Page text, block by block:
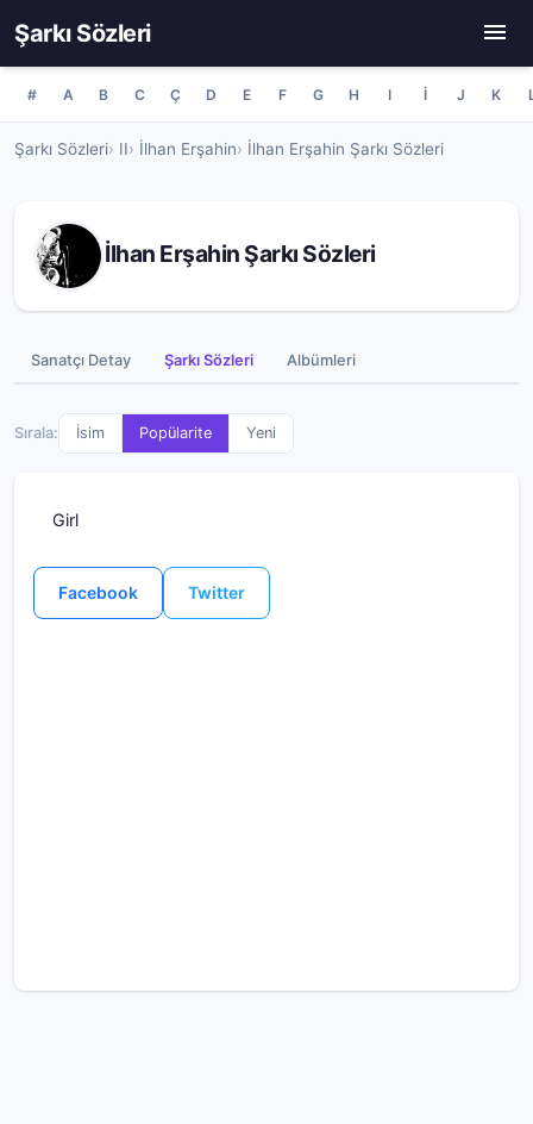
Şarkı Sözleri
# A B C Ç D E F G H I İ J K
Şarkı Sözleri II İlhan Erşahin İlhan Erşahin Şarkı Sözleri
İlhan Erşahin Şarkı Sözleri
Sanatçı Detay Şarkı Sözleri Albümleri
Sırala: İsim Popülarite Yeni
Girl
Facebook Twitter